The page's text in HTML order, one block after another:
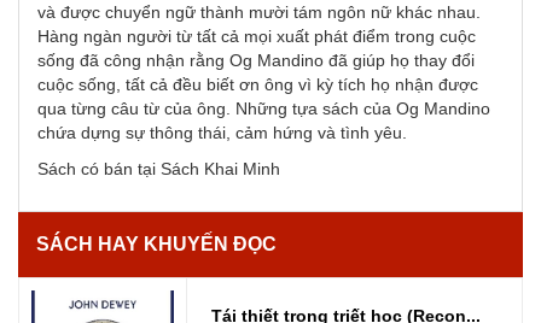
và được chuyển ngữ thành mười tám ngôn nữ khác nhau.
Hàng ngàn người từ tất cả mọi xuất phát điểm trong cuộc
sống đã công nhận rằng Og Mandino đã giúp họ thay đổi
cuộc sống, tất cả đều biết ơn ông vì kỳ tích họ nhận được
qua từng câu từ của ông. Những tựa sách của Og Mandino
chứa dựng sự thông thái, cảm hứng và tình yêu.
Sách có bán tại Sách Khai Minh
SÁCH HAY KHUYẾN ĐỌC
Tái thiết trong triết học (Recon...